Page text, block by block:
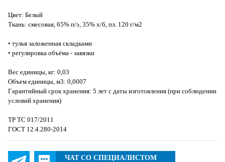
Цвет: Белый
Ткань: смесовая, 65% п/э, 35% х/б, пл. 120 г/м2
• тулья заложенная складками
• регулировка объёма - завязки
Вес единицы, кг: 0,03
Объем единицы, м3: 0,0007
Гарантийный срок хранения: 5 лет с даты изготовления (при соблюдении
условий хранения)
ТР ТС 017/2011
ГОСТ 12.4.280-2014
ЧАТ СО СПЕЦИАЛИСТОМ